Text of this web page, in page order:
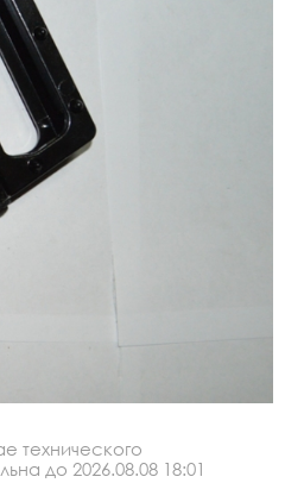
технического
до 2026.08.08 18:01